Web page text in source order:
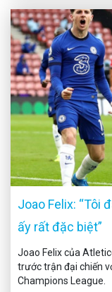
Joao Felix: “Tôi
ấy rất đặc biệt”
Joao Felix của
trước trận đại chiến
Champions League.